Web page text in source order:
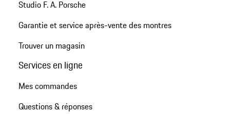
Studio F. A. Porsche
Garantie et service après-vente des montres
Trouver un magasin
Services en ligne
Mes commandes
Questions & réponses